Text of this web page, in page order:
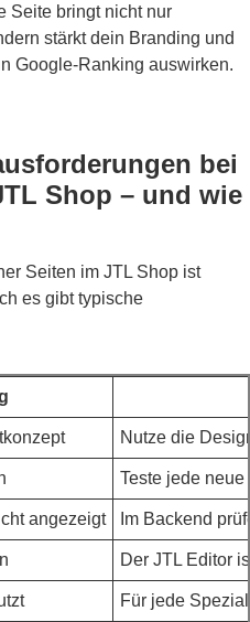
Seite bringt nicht nur
stärkt dein Branding und
Google-Ranking auswirken.
bei
Shop – und wie
Seiten im JTL Shop ist
es gibt typische
Nutze die
Teste jede
angezeigt Im Backend
Der JTL Editor
Für jede